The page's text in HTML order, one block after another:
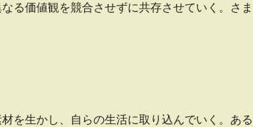
る価値観を競合させずに共存させていく。さ
を生かし、自らの生活に取り込んでいく。あ